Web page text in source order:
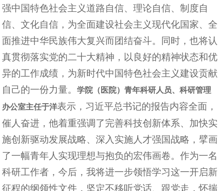
强中国特色社会主义道路自信、理论自信、制度自
信、文化自信，为全面建设社会主义现代化国家、全
面推进中华民族伟大复兴而团结奋斗。同时，也将认
真贯彻落实党的二十大精神，以良好的精神状态和优
异的工作成绩，为新时代中国特色社会主义建设贡献
自己的一份力量。学院（医院）青年科研人员、科研管理
办公室主任于洋表示，习近平总书记的报告内容全面，
催人奋进，他着重强调了完善科技创新体系、加快实
施创新驱动发展战略、深入实施人才强国战略，擘画
了一幅青年人实现理想与抱负的宏伟画卷。作为一名
科研工作者，今后，我将进一步领悟学习这一开启新
征程的纲领性文件，坚定不移听党话、跟党走，怀揣